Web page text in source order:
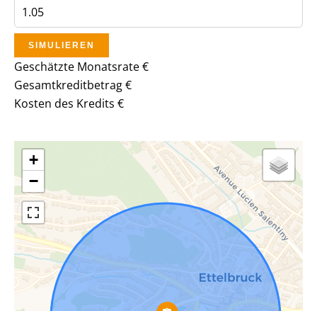
SIMULIEREN
Geschätzte Monatsrate€
Gesamtkreditbetrag€
Kosten des Kredits €
+
−